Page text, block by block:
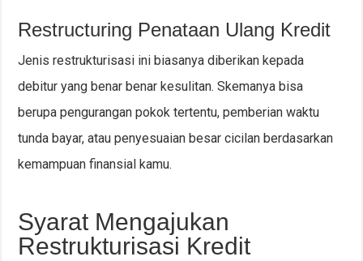
Restructuring Penataan Ulang Kredit
Jenis restrukturisasi ini biasanya diberikan kepada
debitur yang benar benar kesulitan. Skemanya bisa
berupa pengurangan pokok tertentu, pemberian waktu
tunda bayar, atau penyesuaian besar cicilan berdasarkan
kemampuan finansial kamu.
Syarat Mengajukan
Restrukturisasi Kredit